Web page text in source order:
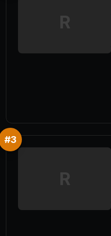
R
#3
R